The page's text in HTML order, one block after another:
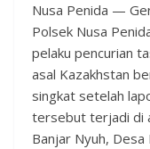
Nusa Penida —
Polsek Nusa
pelaku pencurian
asal Kazakhstan
singkat setelah
tersebut terjadi di
Banjar Nyuh,